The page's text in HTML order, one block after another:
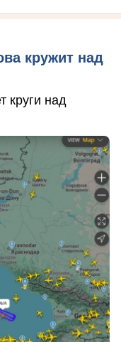
кружит над
круги над